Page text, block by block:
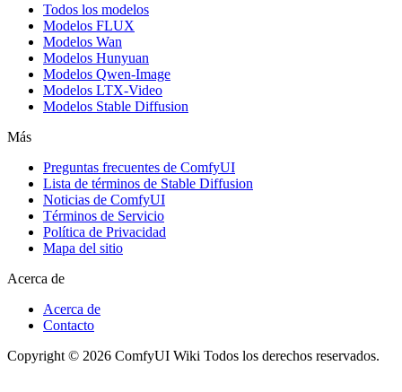
Todos los modelos
Modelos FLUX
Modelos Wan
Modelos Hunyuan
Modelos Qwen-Image
Modelos LTX-Video
Modelos Stable Diffusion
Más
Preguntas frecuentes de ComfyUI
Lista de términos de Stable Diffusion
Noticias de ComfyUI
Términos de Servicio
Política de Privacidad
Mapa del sitio
Acerca de
Acerca de
Contacto
Copyright © 2026 ComfyUI Wiki Todos los derechos reservados.